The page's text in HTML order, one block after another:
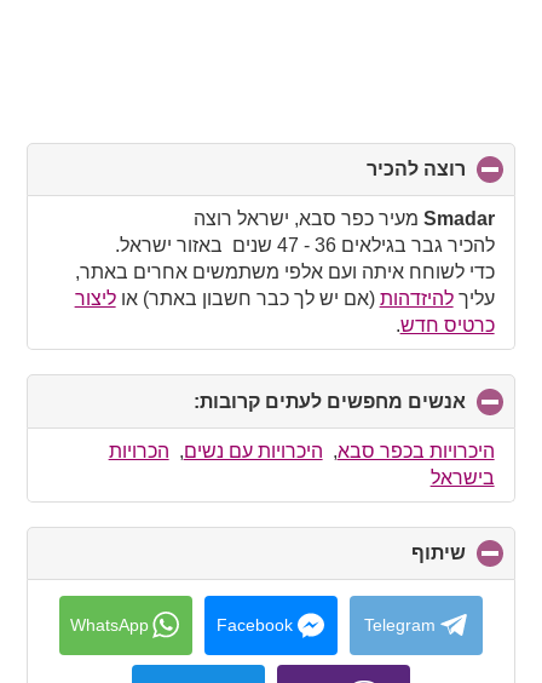
רוצה להכיר
to
collapse
contents
Smadar מעיר כפר סבא, ישראל רוצה
להכיר גבר בגילאים 36 - 47 שנים באזור ישראל.
כדי לשוחח איתה ועם אלפי משתמשים אחרים באתר,
עליךלהיזדהות (אם יש לך כבר חשבון באתר) אוליצור
כרטיס חדש.
אנשים מחפשים לעתים קרובות:
to
collapse
היכרויות בכפר סבא, היכרויות עם נשים, הכרויות
בישראל
שיתוף
to
collapse
contents
Telegram
Facebook
WhatsApp